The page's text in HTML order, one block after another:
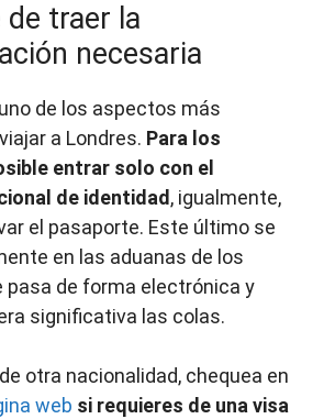
traer la
necesaria
de los aspectos más
a Londres. Para los
entrar solo con el
de identidad, igualmente,
el pasaporte. Este último se
en las aduanas de los
pasa de forma electrónica y
significativa las colas.
otra nacionalidad, chequea en
web si requieres de una visa